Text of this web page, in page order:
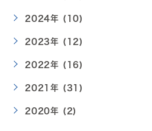
2024年 (10)
2023年 (12)
2022年 (16)
2021年 (31)
2020年 (2)